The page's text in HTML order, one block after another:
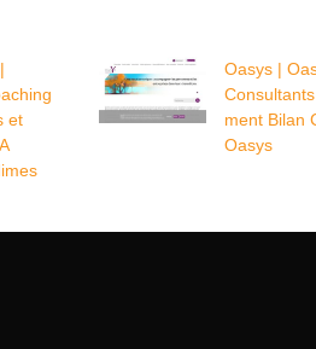
et
Oasys |
ment Bilan
Oasys